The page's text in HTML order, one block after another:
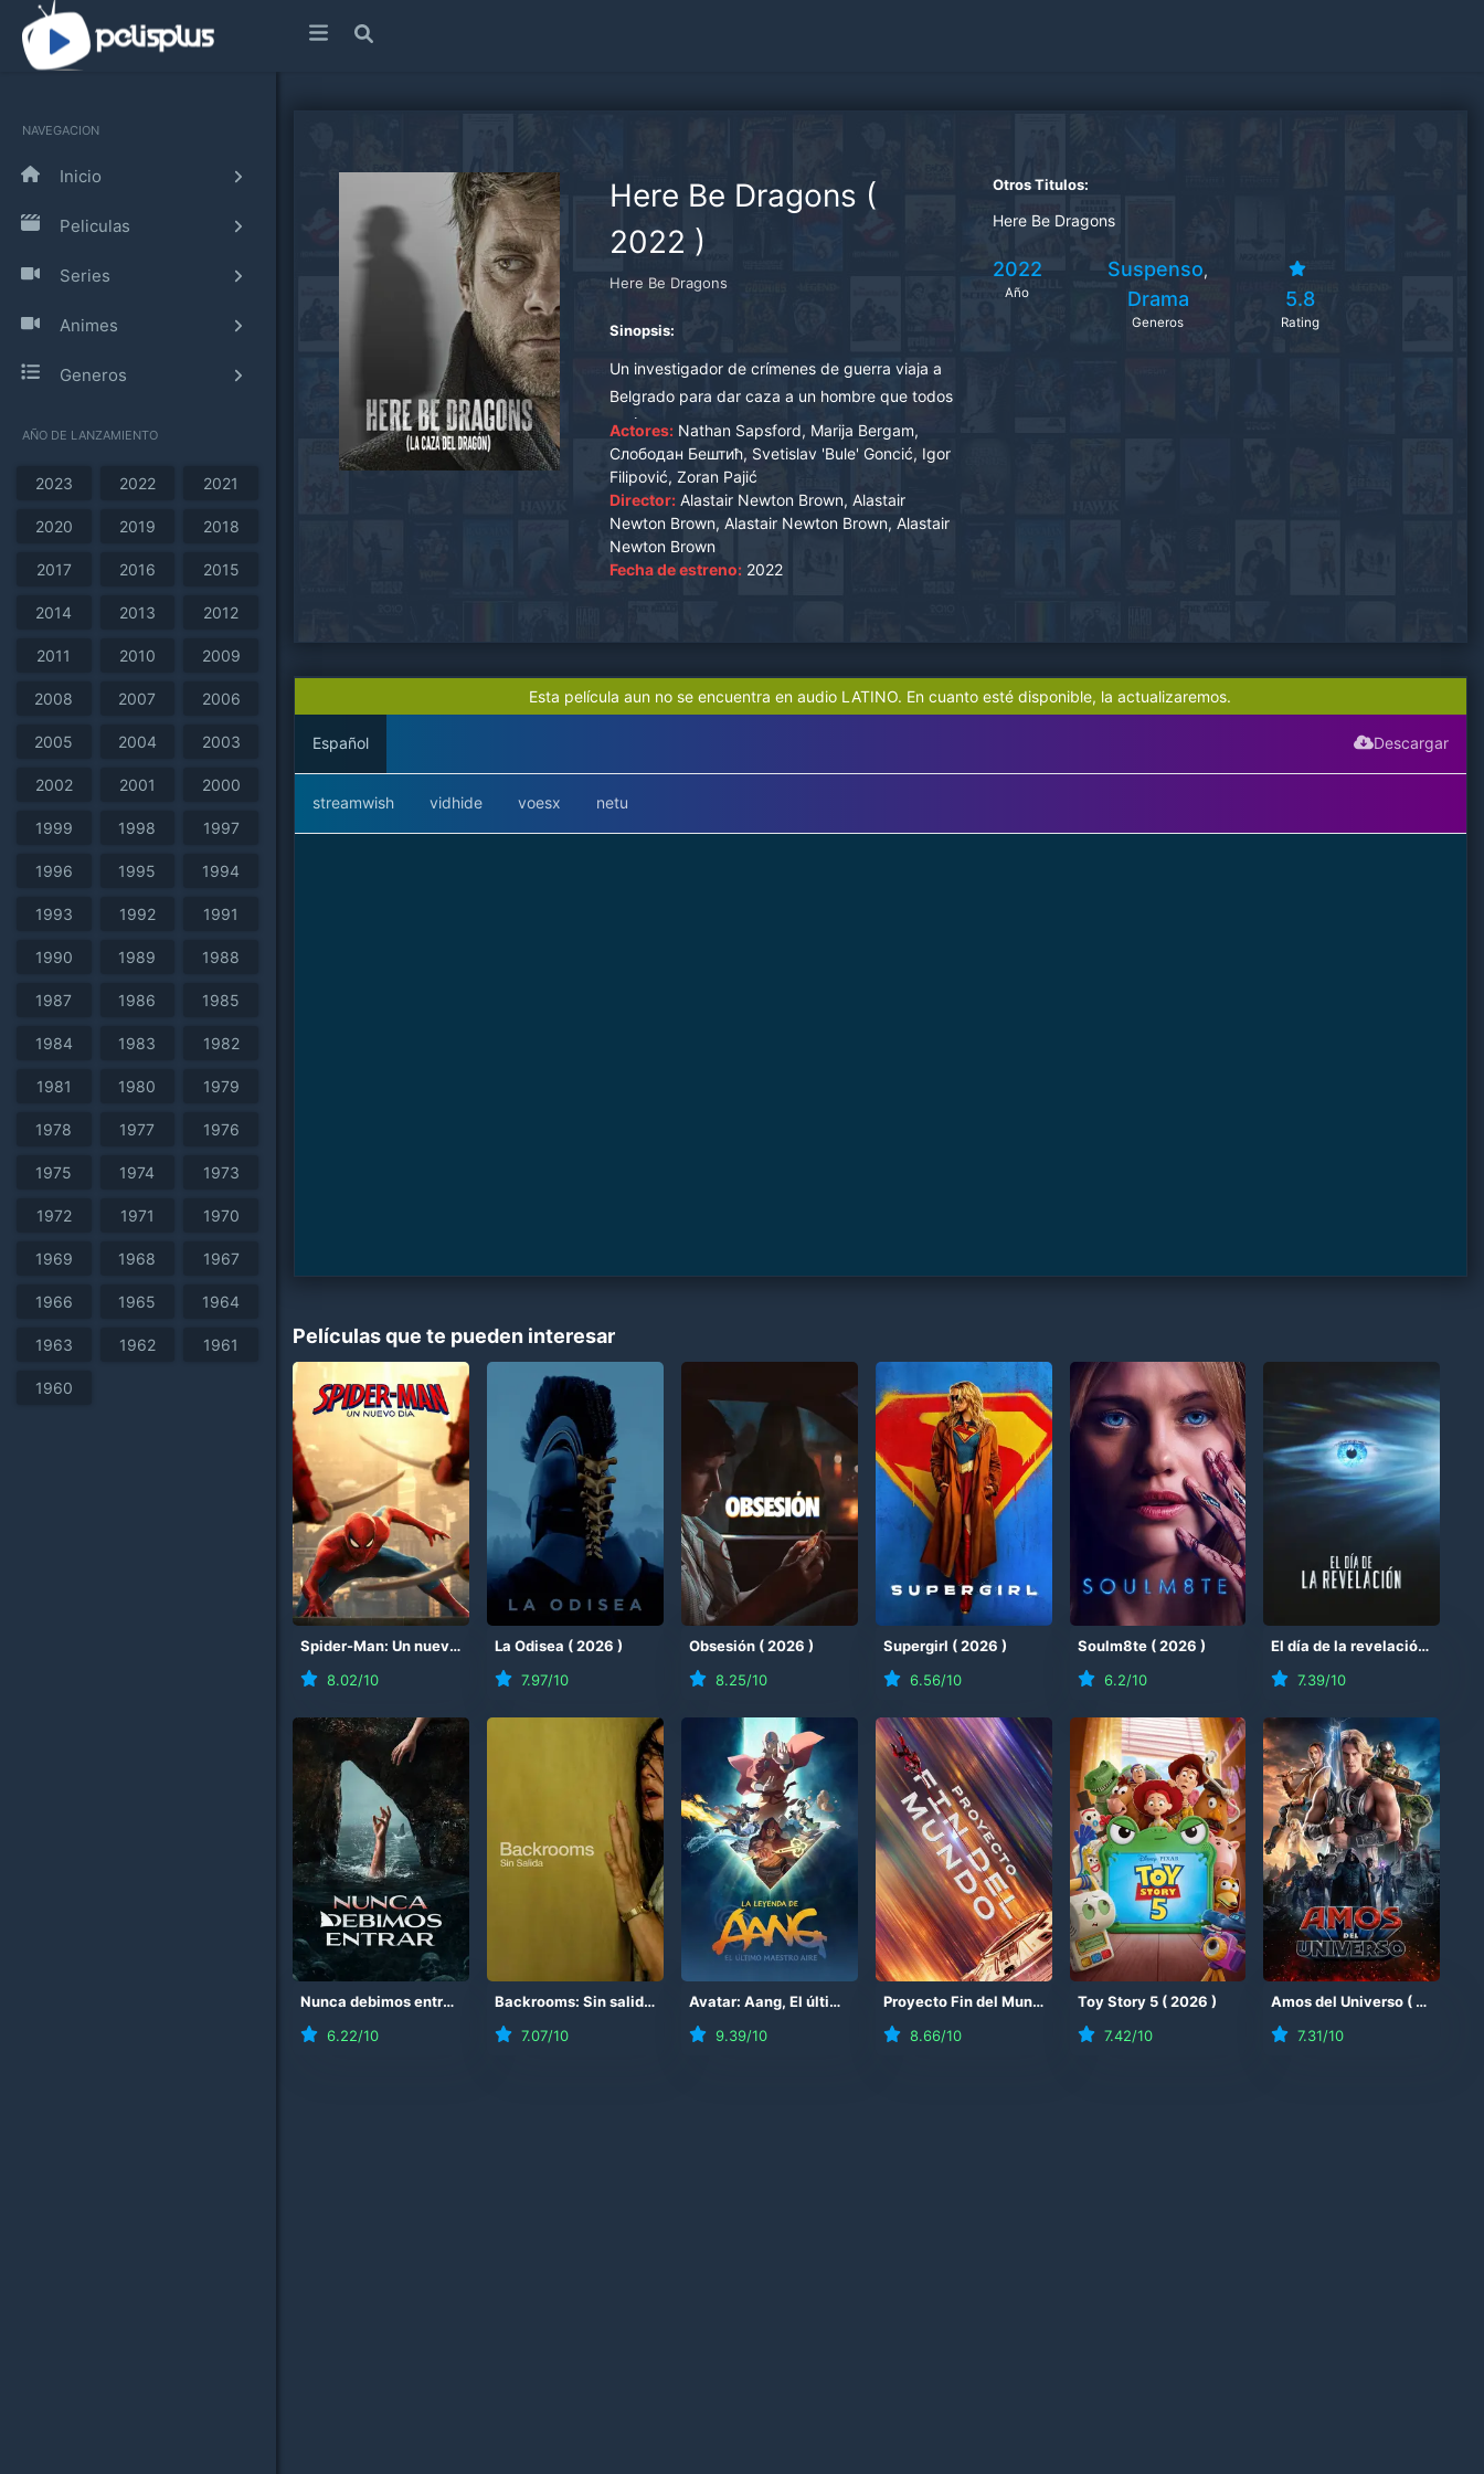
NAVEGACION
Inicio
Peliculas
Series
Animes
Generos
AÑO DE LANZAMIENTO
2023 2022 2021
2020 2019 2018
2017 2016 2015
2014 2013 2012
2011 2010 2009
2008 2007 2006
2005 2004 2003
2002 2001 2000
1999 1998 1997
1996 1995 1994
1993 1992 1991
1990 1989 1988
1987 1986 1985
1984 1983 1982
1981 1980 1979
1978 1977 1976
1975 1974 1973
1972 1971 1970
1969 1968 1967
1966 1965 1964
1963 1962 1961
1960
Here Be Dragons (
2022 )
Here Be Dragons
Sinopsis:
Un investigador de crímenes de guerra viaja a
Belgrado para dar caza a un hombre que todos
creían muerto.
Actores: Nathan Sapsford, Marija Bergam,
Слободан Бештић, Svetislav 'Bule' Goncić, Igor
Filipović, Zoran Pajić
Director: Alastair Newton Brown, Alastair
Newton Brown, Alastair Newton Brown, Alastair
Newton Brown
Fecha de estreno: 2022
Otros Titulos:
Here Be Dragons
2022
Año
Suspenso,
Drama
Generos
5.8
Rating
Esta película aun no se encuentra en audio LATINO. En cuanto esté disponible, la actualizaremos.
Español Descargar
streamwish vidhide voesx netu
Películas que te pueden interesar
Spider-Man: Un nuevo día (2026)
8.02/10
La Odisea (2026 )
7.97/10
Obsesión (2026 )
8.25/10
Supergirl (2026 )
6.56/10
Soulm8te (2026 )
6.2/10
El día de la revelación
7.39/10
Nunca debimos entrar 2026)
6.22/10
Backrooms: Sin salida 2026)
7.07/10
Avatar: Aang, El último Maestro Aire (2026)
9.39/10
Proyecto Fin del Mundo 2026)
8.66/10
Toy Story 5 (2026 )
7.42/10
Amos del Universo ( 2026
7.31/10